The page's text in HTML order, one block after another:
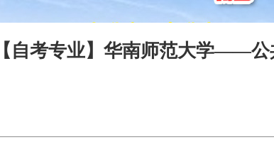
自考专业】华南师范大学——公